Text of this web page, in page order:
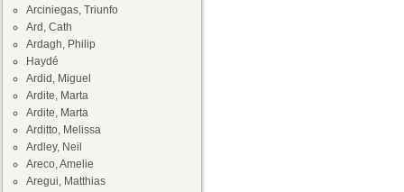
Arciniegas, Triunfo
Ard, Cath
Ardagh, Philip
Haydé
Ardid, Miguel
Ardite, Marta
Ardite, Marta
Arditto, Melissa
Ardley, Neil
Areco, Amelie
Aregui, Matthias